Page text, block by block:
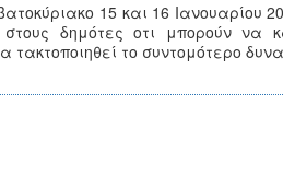
15 και 16 Ιανουαρίου
στους δημότες οτι μπορούν να
το συντομότερο